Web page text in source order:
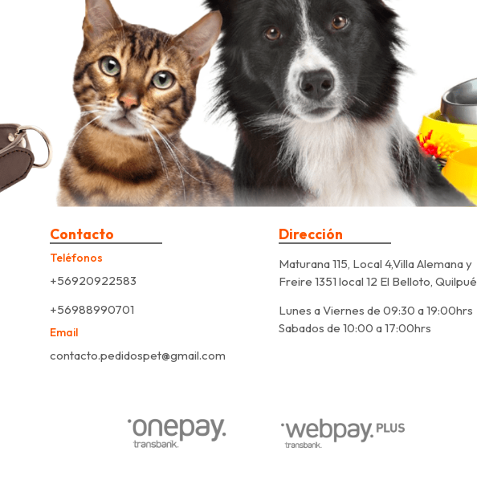
Contacto
Teléfonos
+56920922583
+56988990701
Email
contacto.pedidospet@gmail.com
Dirección
Maturana 115, Local 4,Villa Alemana y
Freire 1351 local 12 El Belloto, Quilpué
Lunes a Viernes de 09:30 a 19:00hrs
Sabados de 10:00 a 17:00hrs